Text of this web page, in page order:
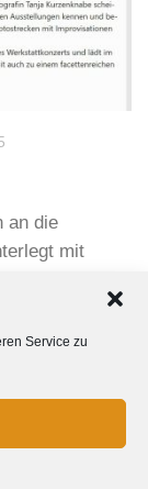
Service zu
an die
mit